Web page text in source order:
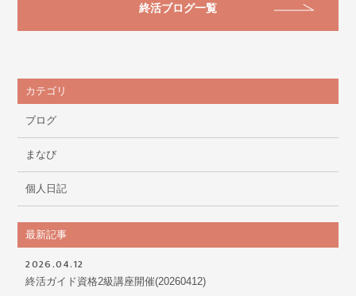
終活ブログ一覧
カテゴリ
ブログ
まなび
個人日記
最新記事
2026.04.12
終活ガイド資格2級講座開催(20260412)